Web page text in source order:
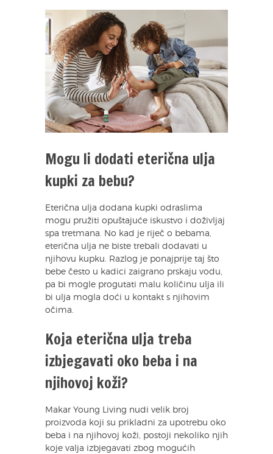
Mogu li dodati eterična ulja
kupki za bebu?
Eterična ulja dodana kupki odraslima
mogu pružiti opuštajuće iskustvo i doživljaj
spa tretmana. No kad je riječ o bebama,
eterična ulja ne biste trebali dodavati u
njihovu kupku. Razlog je ponajprije taj što
bebe često u kadici zaigrano prskaju vodu,
pa bi mogle progutati malu količinu ulja ili
bi ulja mogla doći u kontakt s njihovim
očima.
Koja eterična ulja treba
izbjegavati oko beba i na
njihovoj koži?
Makar Young Living nudi velik broj
proizvoda koji su prikladni za upotrebu oko
beba i na njihovoj koži, postoji nekoliko njih
koje valja izbjegavati zbog mogućih